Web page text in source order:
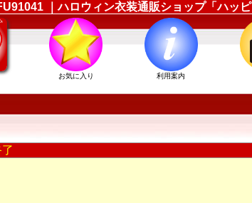
｜ハロウィン衣装通販ショップ「ハッピ
お気に入り 利用案内